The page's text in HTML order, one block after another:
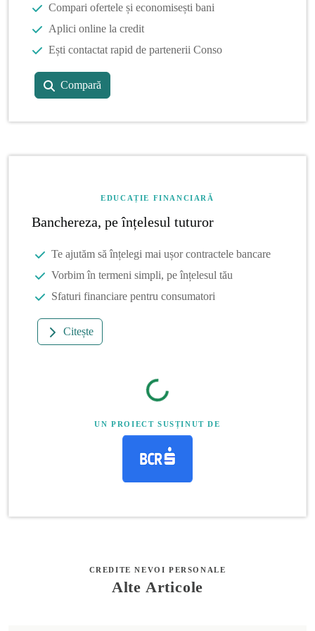
Compari ofertele și economisești bani
Aplici online la credit
Ești contactat rapid de partenerii Conso
Compară
EDUCAȚIE FINANCIARĂ
Banchereza, pe înțelesul tuturor
Te ajutăm să înțelegi mai ușor contractele bancare
Vorbim în termeni simpli, pe înțelesul tău
Sfaturi financiare pentru consumatori
Citește
UN PROIECT SUSȚINUT DE
CREDITE NEVOI PERSONALE
Alte Articole